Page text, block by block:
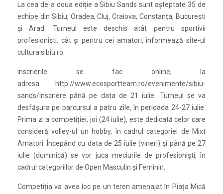
La cea de-a doua ediție a Sibiu Sands sunt așteptate 35 de
echipe din Sibiu, Oradea, Cluj, Craiova, Constanța, București
și Arad. Turneul este deschis atât pentru sportivii
profesioniști, cât și pentru cei amatori, informează site-ul
cultura.sibiu.ro.
Inscrierile se fac online, la
adresa http://www.ecosportteam.ro/evenimente/sibiu-
sands/inscriere până pe data de 21 iulie. Turneul se va
desfășura pe parcursul a patru zile, în perioada 24-27 iulie.
Prima zi a competiției, joi (24 iulie), este dedicată celor care
consideră volley-ul un hobby, în cadrul categoriei de Mixt
Amatori. Începând cu data de 25 iulie (vineri) și până pe 27
iulie (duminică) se vor juca meciurile de profesioniști, în
cadrul categoriilor de Open Masculin și Feminin.
Competiția va avea loc pe un teren amenajat în Piața Mică